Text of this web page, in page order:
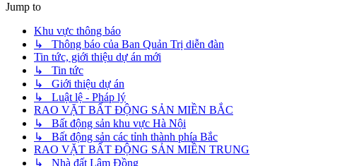
Jump to
Khu vực thông báo
↳ Thông báo của Ban Quản Trị diễn đàn
Tin tức, giới thiệu dự án mới
↳ Tin tức
↳ Giới thiệu dự án
↳ Luật lệ - Pháp lý
RAO VẶT BẤT ĐỘNG SẢN MIỀN BẮC
↳ Bất động sản khu vực Hà Nội
↳ Bất động sản các tỉnh thành phía Bắc
RAO VẶT BẤT ĐỘNG SẢN MIỀN TRUNG
↳ Nhà đất Lâm Đồng